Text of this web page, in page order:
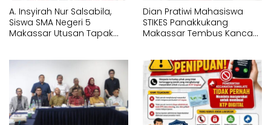
A. Insyirah Nur Salsabila,
Siswa SMA Negeri 5
Makassar Utusan Tapak
Memperagakan Jurus
Pencak Silat
Dian Pratiwi Mahasiswa
STIKES Panakkukang
Makassar Tembus Kancah